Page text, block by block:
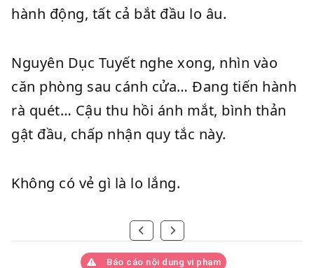
hành động, tất cả bắt đầu lo âu.
Nguyên Dục Tuyết nghe xong, nhìn vào
căn phòng sau cánh cửa… Đang tiến hành
rà quét… Cậu thu hồi ánh mắt, bình thản
gật đầu, chấp nhận quy tắc này.
Không có vẻ gì là lo lắng.
Báo cáo nội dung vi phạm